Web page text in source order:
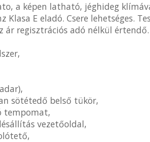
a képen latható, jéghideg
Klasa E eladó. Csere lehetséges.
ár regisztrációs adó nélkül értendő.
sötétedő belső tükör,
tempomat,
vezetőoldal,